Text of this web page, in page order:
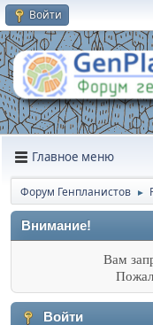
Войти
Главное меню
Форум Генпланистов ►
Внимание!
Вам
Войти